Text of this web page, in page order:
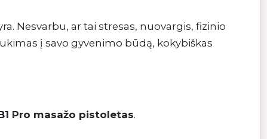
Nesvarbu, ar tai stresas, nuovargis, fizinio
į savo gyvenimo būdą, kokybiškas
Pro masažo pistoletas.